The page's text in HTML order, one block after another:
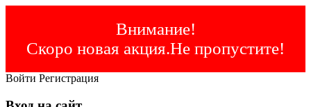
Внимание!
Скоро новая акция.Не пропустите!
Войти Регистрация